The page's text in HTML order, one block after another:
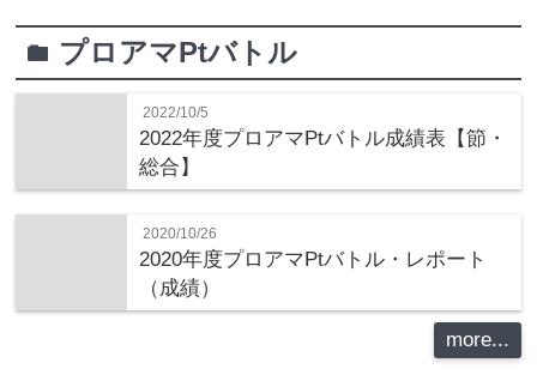
folder プロアマPtバトル
2022/10/5
2022年度プロアマPtバトル成績表【節・
総合】
2020/10/26
2020年度プロアマPtバトル・レポート
（成績）
more...